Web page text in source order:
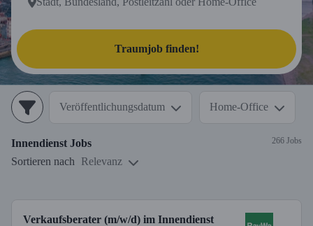
Traumjob finden!
Veröffentlichungsdatum Home-Office
Innendienst Jobs 266 Jobs
Sortieren nach Relevanz
Verkaufsberater (m/w/d) im Innendienst